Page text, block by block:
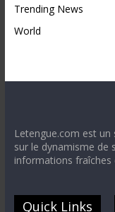
Trending News
World
Letengue.com est un
sur le dynamisme de
informations fraîches
Quick Links